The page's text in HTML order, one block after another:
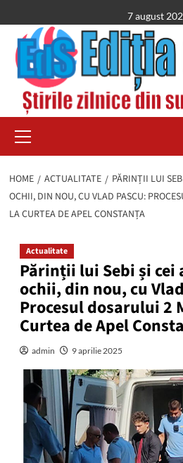
to
content
7 august
Menu
HOME ACTUALITATE
PĂRINȚII LUI
OCHII, DIN NOU, CU VLAD PASCU:
LA CURTEA DE APEL CONSTANȚA
Actualitate
Părinții lui Sebi și cei
ochii, din nou, cu
Procesul dosarului 2
Curtea de Apel
admin 9 aprilie 2025